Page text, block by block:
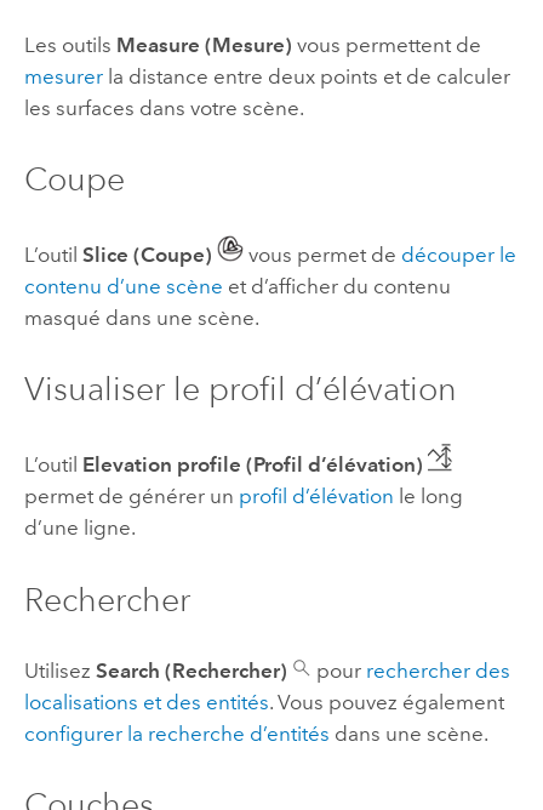
Les outils Measure (Mesure) vous permettent de
mesurerla distance entre deux points et de calculer
les surfaces dans votre scène.
Coupe
L’outil Slice (Coupe) vous permet de découper le
contenu d’une scène et d’afficher du contenu
masqué dans une scène.
Visualiser le profil d’élévation
L’outil Elevation profile (Profil d’élévation)
permet de générer un profil d’élévation le long
d’une ligne.
Rechercher
Utilisez Search (Rechercher) pour rechercher des
localisations et des entités. Vous pouvez également
configurer la recherche d’entités dans une scène.